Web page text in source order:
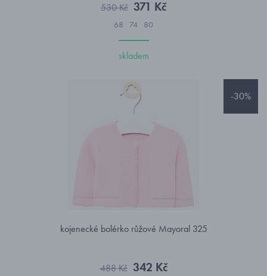
530 Kč 371 Kč
68 74 80
skladem
-30%
kojenecké bolérko růžové Mayoral 325
488 Kč 342 Kč